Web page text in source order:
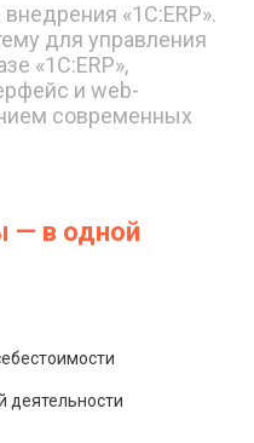
«1С:ERP».
для управления
«1С:ERP»,
и web-
современных
— в одной
деятельности